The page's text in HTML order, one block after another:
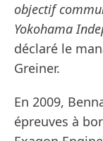
objectif
Yokohama
déclaré le
Greiner.
En 2009,
épreuves à